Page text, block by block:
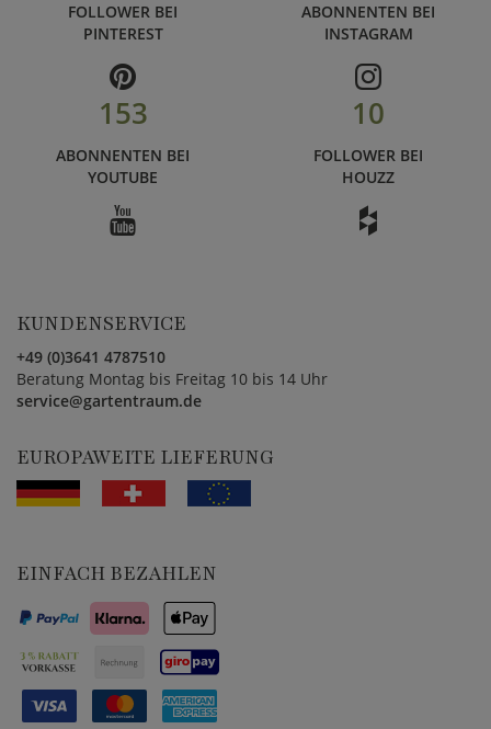
FOLLOWER BEI
PINTEREST
ABONNENTEN BEI
INSTAGRAM
153
ABONNENTEN BEI
YOUTUBE
10
FOLLOWER BEI
HOUZZ
KUNDENSERVICE
+49 (0)3641 4787510
Beratung Montag bis Freitag 10 bis 14 Uhr
service@gartentraum.de
EUROPAWEITE LIEFERUNG
EINFACH BEZAHLEN